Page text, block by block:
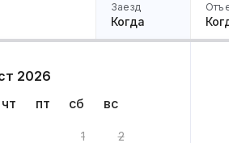
Заезд
Когда
2026
чт пт сб вс
1 2